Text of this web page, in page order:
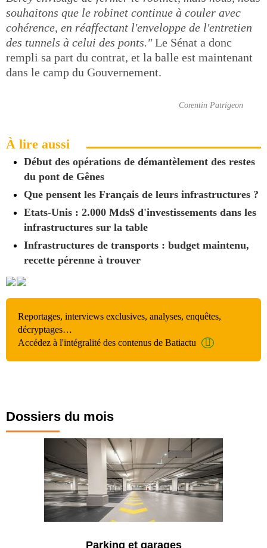
souhaitons que le robinet continue à couler avec
cohérence, en réaffectant l'enveloppe de l'entretien
des tunnels à celui des ponts."Le Sénat a donc
rempli sa part du contrat, et la balle est maintenant
dans le camp du Gouvernement.
Corentin Patrigeon
À lire aussi
Début des opérations de démantèlement des restes
du pont de Gênes
Que pensent les Français de leurs infrastructures ?
Etats-Unis : 2.000 Mds$ d'investissements dans les
infrastructures sur la table
Infrastructures de transports : budget maintenu,
recette pérenne à trouver
Reportages, interviews exclusives, analyses, enquêtes,
décryptages…
Accédez à l'intégralité des contenus de Batiactu
Dossiers du mois
Parking et garages